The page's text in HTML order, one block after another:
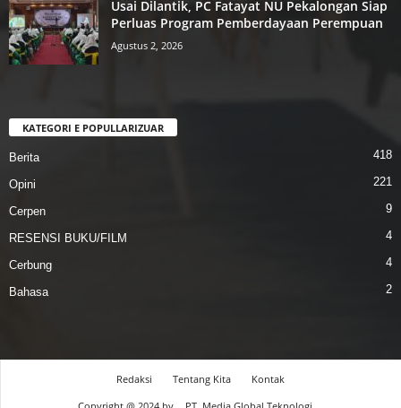
Usai Dilantik, PC Fatayat NU Pekalongan Siap
Perluas Program Pemberdayaan Perempuan
Agustus 2, 2026
KATEGORI E POPULLARIZUAR
Berita 418
Opini 221
Cerpen 9
RESENSI BUKU/FILM 4
Cerbung 4
Bahasa 2
Redaksi Tentang Kita
Kontak